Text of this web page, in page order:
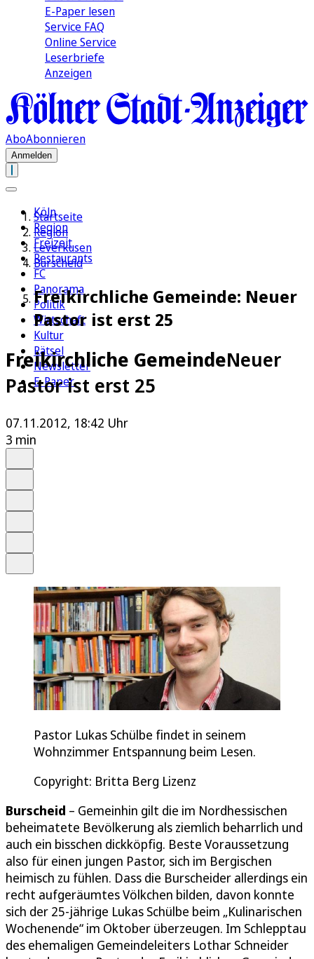
E-Paper lesen
Service FAQ
Online Service
Leserbriefe
Anzeigen
AboAbonnieren
Anmelden
Köln
Region
Freizeit
Restaurants
FC
Panorama
Politik
Wirtschaft
Kultur
Rätsel
Newsletter
E-Paper
Startseite
Region
Leverkusen
Burscheid
Freikirchliche Gemeinde: Neuer
Pastor ist erst 25
Freikirchliche GemeindeNeuer
Pastor ist erst 25
07.11.2012, 18:42 Uhr
3 min
Pastor Lukas Schülbe findet in seinem
Wohnzimmer Entspannung beim Lesen.
Copyright: Britta Berg Lizenz
Burscheid – Gemeinhin gilt die im Nordhessischen
beheimatete Bevölkerung als ziemlich beharrlich und
auch ein bisschen dickköpfig. Beste Voraussetzung
also für einen jungen Pastor, sich im Bergischen
heimisch zu fühlen. Dass die Burscheider allerdings ein
recht aufgeräumtes Völkchen bilden, davon konnte
sich der 25-jährige Lukas Schülbe beim „Kulinarischen
Wochenende“ im Oktober überzeugen. Im Schlepptau
des ehemaligen Gemeindeleiters Lothar Schneider